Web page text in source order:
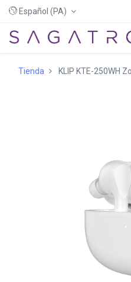
Español (PA)
Tienda KLIP KTE-250WH